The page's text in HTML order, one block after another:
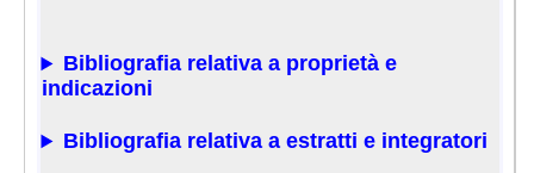
Bibliografia relativa a proprietà e
indicazioni
Bibliografia relativa a estratti e integratori